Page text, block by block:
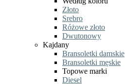
Złoto
Srebro
Różowe złoto
Dwutonowy
Kajdany
Bransoletki damskie
Bransoletki męskie
Topowe marki
Diesel